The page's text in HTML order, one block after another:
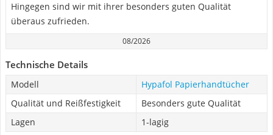
Hingegen sind wir mit ihrer besonders guten Qualität
überaus zufrieden.
08/2026
Technische Details
Modell
Hypafol Papierhandtücher
Qualität und Reißfestigkeit
Besonders gute Qualität
Lagen
1-lagig